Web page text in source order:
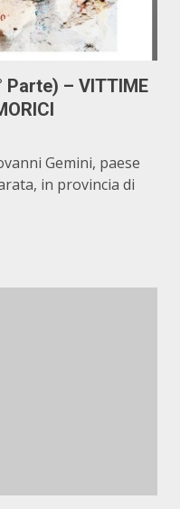
Parte) – VITTIME
Gemini, paese
in provincia di